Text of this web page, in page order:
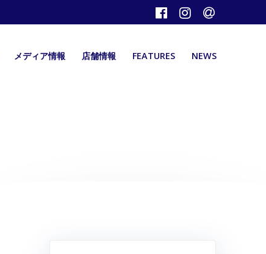
メディア情報 店舗情報 FEATURES NEWS